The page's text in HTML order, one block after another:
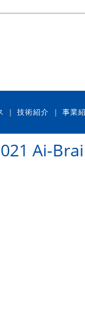
｜技術紹介 事業
Ai-